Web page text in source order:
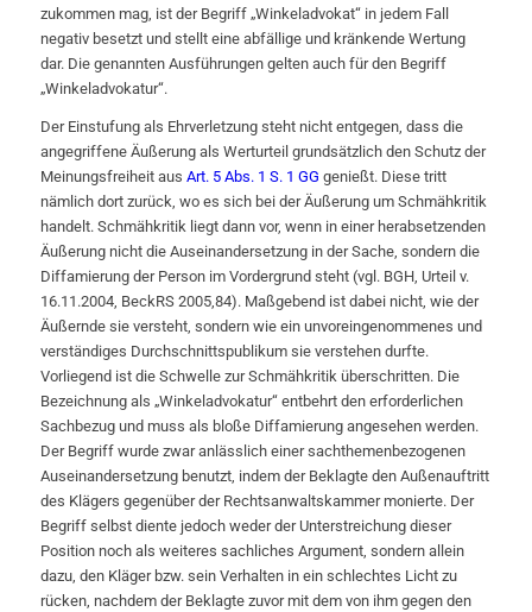
zukommen mag, ist der Begriff „Winkeladvokat“ in jedem Fall
negativ besetzt und stellt eine abfällige und kränkende Wertung
dar. Die genannten Ausführungen gelten auch für den Begriff
„Winkeladvokatur“.
Der Einstufung als Ehrverletzung steht nicht entgegen, dass die
angegriffene Äußerung als Werturteil grundsätzlich den Schutz der
Meinungsfreiheit aus Art. 5 Abs. 1 S. 1 GG genießt. Diese tritt
nämlich dort zurück, wo es sich bei der Äußerung um Schmähkritik
handelt. Schmähkritik liegt dann vor, wenn in einer herabsetzenden
Äußerung nicht die Auseinandersetzung in der Sache, sondern die
Diffamierung der Person im Vordergrund steht (vgl. BGH, Urteil v.
16.11.2004, BeckRS 2005,84). Maßgebend ist dabei nicht, wie der
Äußernde sie versteht, sondern wie ein unvoreingenommenes und
verständiges Durchschnittspublikum sie verstehen durfte.
Vorliegend ist die Schwelle zur Schmähkritik überschritten. Die
Bezeichnung als „Winkeladvokatur“ entbehrt den erforderlichen
Sachbezug und muss als bloße Diffamierung angesehen werden.
Der Begriff wurde zwar anlässlich einer sachthemenbezogenen
Auseinandersetzung benutzt, indem der Beklagte den Außenauftritt
des Klägers gegenüber der Rechtsanwaltskammer monierte. Der
Begriff selbst diente jedoch weder der Unterstreichung dieser
Position noch als weiteres sachliches Argument, sondern allein
dazu, den Kläger bzw. sein Verhalten in ein schlechtes Licht zu
rücken, nachdem der Beklagte zuvor mit dem von ihm gegen den